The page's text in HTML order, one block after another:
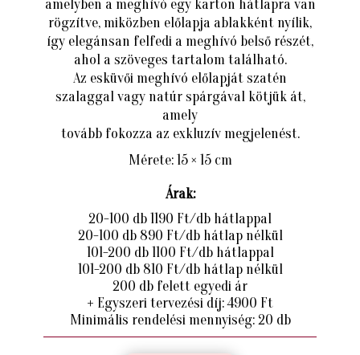
amelyben a meghívó egy karton hátlapra van
rögzítve, miközben előlapja ablakként nyílik,
így elegánsan felfedi a meghívó belső részét,
ahol a szöveges tartalom található.
Az esküvői meghívó előlapját szatén
szalaggal vagy natúr spárgával kötjük át,
amely
tovább fokozza az exkluzív megjelenést.
Mérete: 15 × 15 cm
Árak:
20-100 db 1190 Ft/db hátlappal
20-100 db 890 Ft/db hátlap nélkül
101-200 db 1100 Ft/db hátlappal
101-200 db 810 Ft/db hátlap nélkül
200 db felett egyedi ár
+ Egyszeri tervezési díj: 4900 Ft
Minimális rendelési mennyiség: 20 db